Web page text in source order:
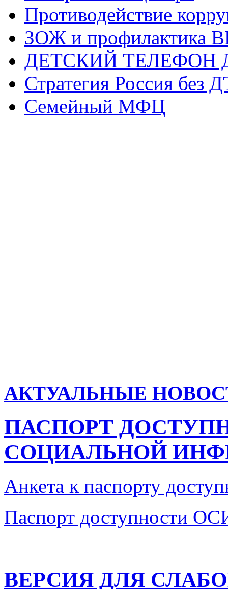
Противодействие
ЗОЖ и профилактика
ДЕТСКИЙ ТЕЛЕФОН
Стратегия Россия без
Семейный МФЦ
АКТУАЛЬНЫЕ
ПАСПОРТ
СОЦИАЛЬНОЙ
Анкета к паспорту
Паспорт доступности
ВЕРСИЯ ДЛЯ